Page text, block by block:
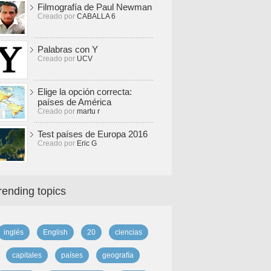
Filmografía de Paul Newman
Creado por CABALLA 6
Palabras con Y
Creado por UCV
Elige la opción correcta:
países de América
Creado por martu r
Test países de Europa 2016
Creado por Eric G
topics
inglés English 20 ciencias
capitales países geografía